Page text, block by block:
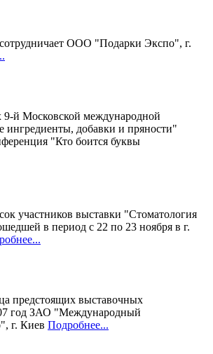
ООО "Подарки Экспо", г.
9-й Московской международной
добавки и пряности"
"Кто боится буквы
участников выставки "Стоматология
в период с 22 по 23 ноября в г.
предстоящих выставочных
год ЗАО "Международный
г. Киев Подробнее...